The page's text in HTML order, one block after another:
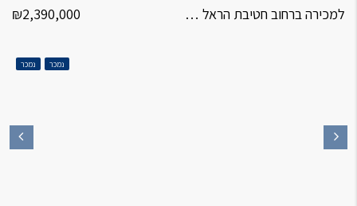
למכירה ברחוב חטיבת הראל דירת 5 חדרים ₪2,390,000
נמכר נמכר